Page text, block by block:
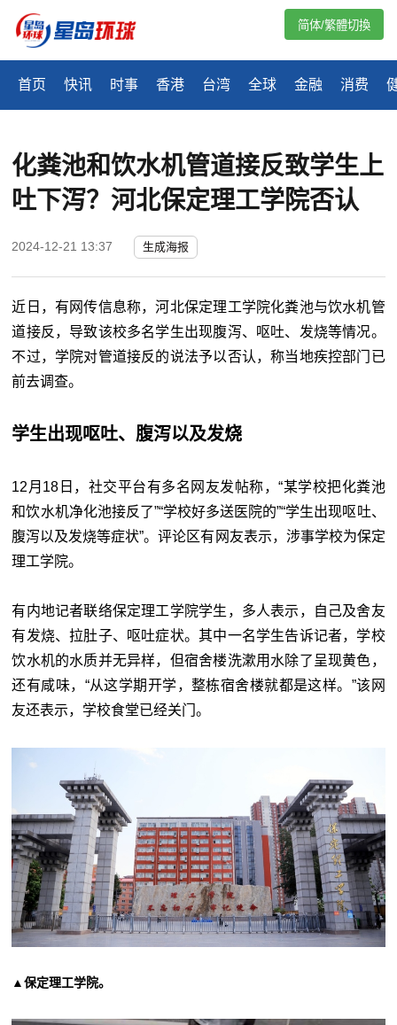
首页 快讯 时事 香港 台湾 全球 金融 消费
简体/繁體切換
化粪池和饮水机管道接反致学生上
吐下泻？河北保定理工学院否认
2024-12-21 13:37 生成海报
近日，有网传信息称，河北保定理工学院化粪池与饮水机管
道接反，导致该校多名学生出现腹泻、呕吐、发烧等情况。
不过，学院对管道接反的说法予以否认，称当地疾控部门已
前去调查。
学生出现呕吐、腹泻以及发烧
12月18日，社交平台有多名网友发帖称，“某学校把化粪池
和饮水机净化池接反了”“学校好多送医院的”“学生出现呕吐、
腹泻以及发烧等症状”。评论区有网友表示，涉事学校为保定
理工学院。
有内地记者联络保定理工学院学生，多人表示，自己及舍友
有发烧、拉肚子、呕吐症状。其中一名学生告诉记者，学校
饮水机的水质并无异样，但宿舍楼洗漱用水除了呈现黄色，
还有咸味，“从这学期开学，整栋宿舍楼就都是这样。”该网
友还表示，学校食堂已经关门。
▲保定理工学院。